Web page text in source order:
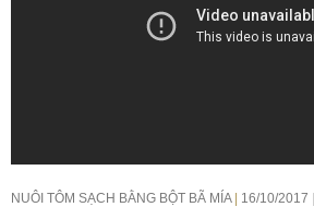
NUÔI TÔM SẠCH BẰNG BỘT BÃ MÍA 16/10/2017